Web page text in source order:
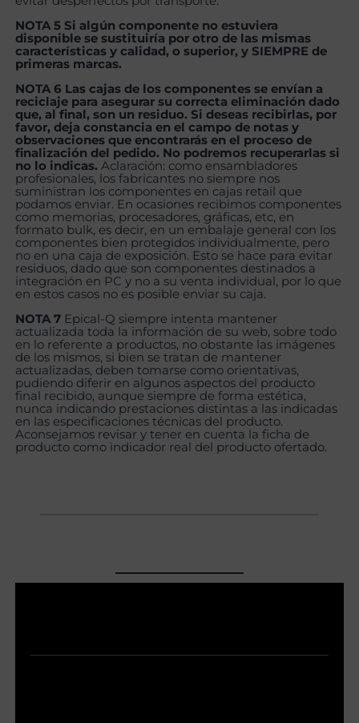
NOTA 5 Si algún componente no estuviera
disponible se sustituiría por otro de las mismas
características y calidad, o superior, y SIEMPRE de
primeras marcas.
NOTA 6 Las cajas de los componentes se envían a
reciclaje para asegurar su correcta eliminación dado
que, al final, son un residuo. Si deseas recibirlas, por
favor, deja constancia en el campo de notas y
observaciones que encontrarás en el proceso de
finalización del pedido. No podremos recuperarlas si
no lo indicas. Aclaración: como ensambladores
profesionales, los fabricantes no siempre nos
suministran los componentes en cajas retail que
podamos enviar. En ocasiones recibimos componentes
como memorias, procesadores, gráficas, etc, en
formato bulk, es decir, en un embalaje general con los
componentes bien protegidos individualmente, pero
no en una caja de exposición. Esto se hace para evitar
residuos, dado que son componentes destinados a
integración en PC y no a su venta individual, por lo que
en estos casos no es posible enviar su caja.
NOTA 7 Epical-Q siempre intenta mantener
actualizada toda la información de su web, sobre todo
en lo referente a productos, no obstante las imágenes
de los mismos, si bien se tratan de mantener
actualizadas, deben tomarse como orientativas,
pudiendo diferir en algunos aspectos del producto
final recibido, aunque siempre de forma estética,
nunca indicando prestaciones distintas a las indicadas
en las especificaciones técnicas del producto.
Aconsejamos revisar y tener en cuenta la ficha de
producto como indicador real del producto ofertado.